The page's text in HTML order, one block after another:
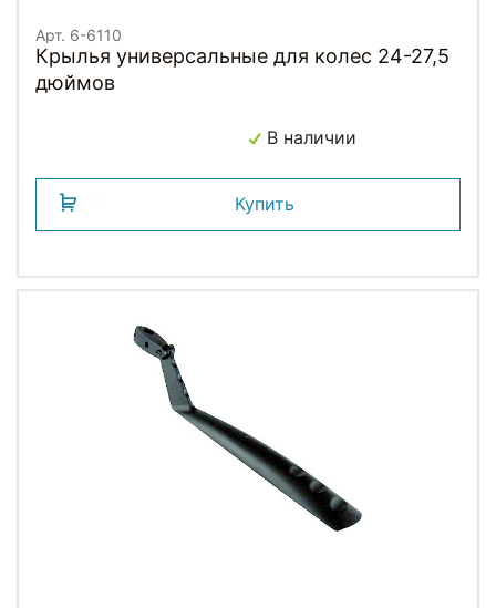
Арт. 6-6110
Крылья универсальные для колес 24-27,5
дюймов
В наличии
Купить